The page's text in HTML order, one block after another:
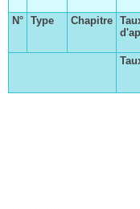
N° Type Chapitre
La route des vins
À la recherche des